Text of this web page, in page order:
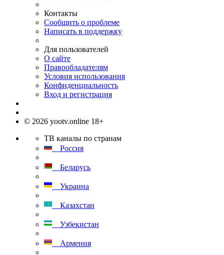
Контакты
Сообщить о проблеме
Написать в поддержку
Для пользователей
О сайте
Правообладателям
Условия использования
Конфиденциальность
Вход и регистрация
© 2026 yootv.online 18+
ТВ каналы по странам
Россия
Беларусь
Украина
Казахстан
Узбекистан
Армения